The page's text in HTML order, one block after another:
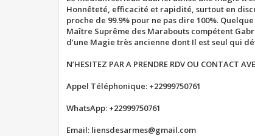
Honnêteté, efficacité et rapidité, surtout en
proche de 99.9% pour ne pas dire 100%.
Maître Suprême des Marabouts compétent
d’une Magie très ancienne dont Il est seul qui
N’HESITEZ PAR A PRENDRE RDV OU CONTACT
Appel Téléphonique: +22999750761
WhatsApp: +22999750761
Email: liensdesarmes@gmail.com